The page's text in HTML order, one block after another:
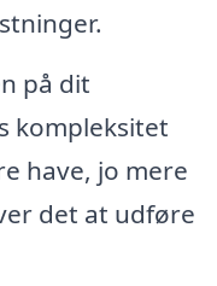
på dit
kompleksitet
have, jo mere
det at udføre